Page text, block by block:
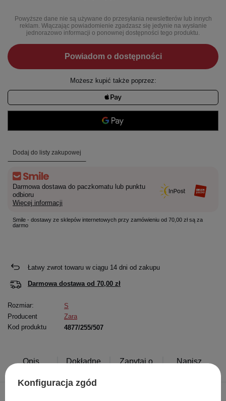
Powyższe dane nie są używane do przesyłania newsletterów lub innych
reklam. Włączając powiadomienie zgadzasz się jedynie na wysłanie
jednorazowo informacji o ponownej dostępności tego produktu.
Powiadom o dostępności
Możesz kupić także poprzez:
Dodaj do listy zakupowej
Darmowa dostawa do paczkomatu lub punktu
odbioru
Więcej informacji
Smile - dostawy ze sklepów internetowych przy zamówieniu od 70,00 zł są za
darmo
Łatwy zwrot towaru w ciągu 14 dni od zakupu
Darmowa dostawa od 70,00 zł
Rozmiar:
S
Producent
Zara
Kod produktu
4877/255/507
Opis
Dokładne
Zapytaj o
Napisz
Konfiguracja zgód